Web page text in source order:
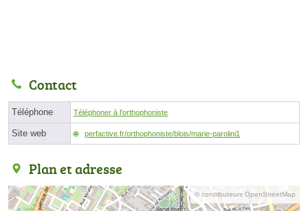
Contact
Téléphone Téléphoner à l'orthophoniste
Site web perfactive.fr/orthophoniste/blois/marie-parolini1
Plan et adresse
© contributeurs OpenStreetMap